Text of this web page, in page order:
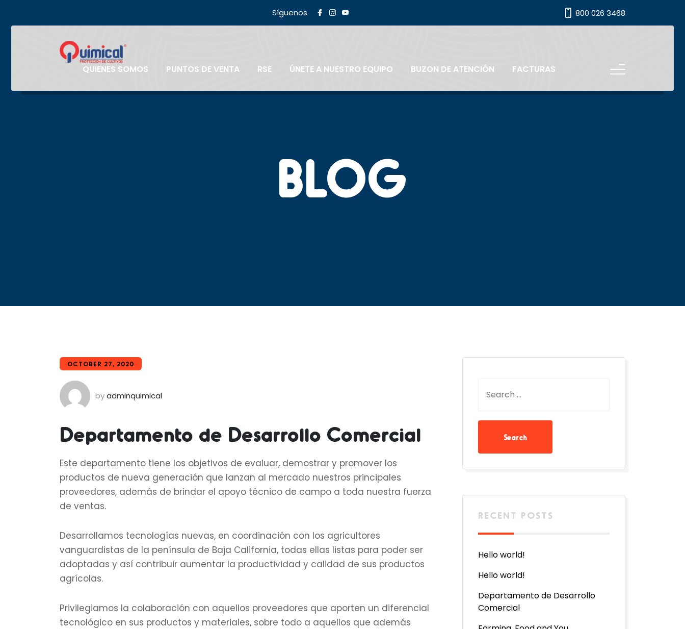
Síguenos 800 026 3468
QUIENES SOMOS PUNTOS DE VENTA RSE ÚNETE A NUESTRO EQUIPO BUZON DE ATENCIÓN FACTURAS
BLOG
OCTOBER 27, 2020
byadminquimical
Departamento de Desarrollo Comercial
Este departamento tiene los objetivos de evaluar, demostrar y promover los
productos de nueva generación que lanzan al mercado nuestros principales
proveedores, además de brindar el apoyo técnico de campo a toda nuestra fuerza
de ventas.
Desarrollamos tecnologías nuevas, en coordinación con los agricultores
vanguardistas de la península de Baja California, todas ellas listas para poder ser
adoptadas y así contribuir aumentar la productividad y calidad de sus productos
agrícolas.
Privilegiamos la colaboración con aquellos proveedores que aporten un diferencial
tecnológico en sus productos y materiales, sobre todo a aquellos que además
RECENT POSTS
Hello world!
Hello world!
Departamento de Desarrollo
Comercial